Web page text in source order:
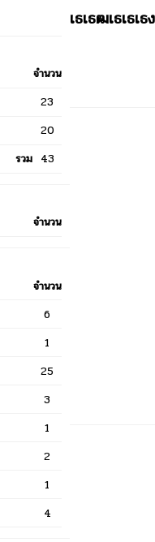
จำนวน
23
20
รวม 43
จำนวน
จำนวน
6
1
25
3
1
2
1
4
เธเธฒเธเธ